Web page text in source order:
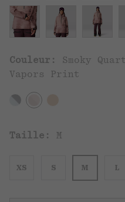
Couleur: Smoky
Vapors Print
Taille: M
XS S M L